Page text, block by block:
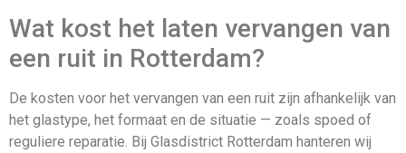
Wat kost het laten vervangen van
een ruit in Rotterdam?
De kosten voor het vervangen van een ruit zijn afhankelijk van
het glastype, het formaat en de situatie — zoals spoed of
reguliere reparatie. Bij Glasdistrict Rotterdam hanteren wij